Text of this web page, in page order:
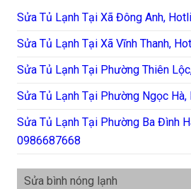
Sửa Tủ Lạnh Tại Xã Đông Anh,
Sửa Tủ Lạnh Tại Xã Vĩnh Thanh,
Sửa Tủ Lạnh Tại Phường Thiên
Sửa Tủ Lạnh Tại Phường Ngọc
Sửa Tủ Lạnh Tại Phường Ba Đình
0986687668
Sửa bình nóng lạnh